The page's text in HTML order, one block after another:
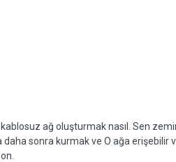
ağ oluşturmak nasıl. Sen
sonra kurmak ve O ağa